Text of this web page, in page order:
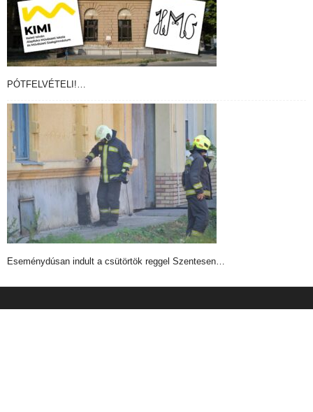
PÓTFELVÉTELI!…
Eseménydúsan indult a csütörtök reggel Szentesen…